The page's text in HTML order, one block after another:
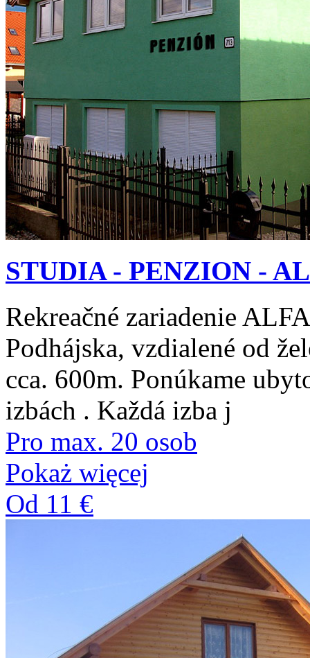
STUDIA - PENZION -
Rekreačné zariadenie
Podhájska, vzdialené od
cca. 600m. Ponúkame
izbách . Každá izba j
Pro max. 20 osob
Pokaż więcej
Od 11 €